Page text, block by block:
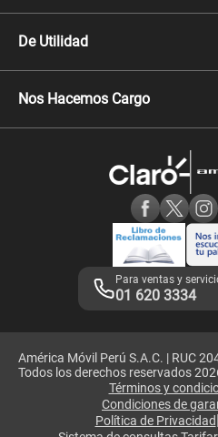
Celulares iPhone
Celulares Samsung
Celulares Motorola
De Utilidad
Llamada por llamada
Comprobantes electrónicos
Consulta de IMEI
Nos Hacemos Cargo
Consulta de reclamos
Adquirientes iPhone 6, 6S y SE
Mensaje de Seguridad
Términos y Condiciones de Tienda
Libro de Reclamaciones
Legales de marketplace
Para ventas y
01 620 3334
América Móvil Perú S.A.C. | RUC
Todos los derechos reservados
Términos y
Condiciones de
Política de Privacidad|